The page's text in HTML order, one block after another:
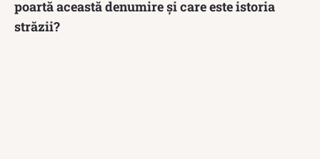
poartă această denumire și care este istoria
străzii?